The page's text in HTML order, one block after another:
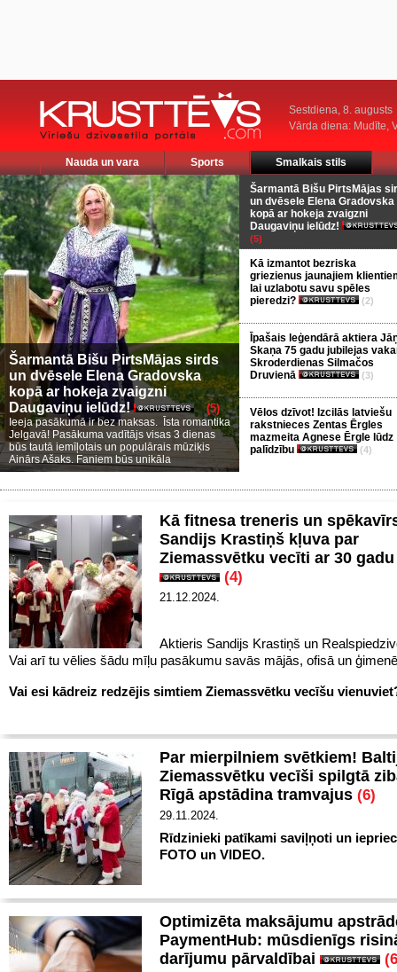
Sestdiena, 8. augusts
Vārda diena: Mudīte,
Nauda un vara Sports Smalkais stils
Šarmantā Bišu PirtsMājas sirds
un dvēsele Elena Gradovska
kopā ar hokeja zvaigzni
Daugaviņu ielūdz!
(5)
Ieeja pasākumā ir bez maksas. Īsta romantika
Jelgavā! Pasākuma vadītājs visas 3 dienas
būs tautā iemīļotais un populārais mūziķis
Ainārs Ašaks. Faniem būs unikāla
Šarmantā Bišu PirtsMājas
un dvēsele Elena Gradovska
kopā ar hokeja zvaigzni
Daugaviņu ielūdz!
(5)
Kā izmantot bezriska
griezienus jaunajiem
lai uzlabotu savu spēles
pieredzi?
(2)
Īpašais leģendārā aktiera
Skaņa 75 gadu jubilejas
Skroderdienas Silmačos
Druvienā
(3)
Vēlos dzīvot! Izcilās latviešu
rakstnieces Zentas Ērgles
mazmeita Agnese Ērgle lūdz
palīdzību
(4)
Kā fitnesa treneris un
Sandijs Krastiņš kļuva par
Ziemassvētku vecīti ar 30
(4)
21.12.2024.
Aktieris Sandijs Krastiņš un
Vai arī tu vēlies šādu mīļu pasākumu savās mājās, ofisā un
Vai esi kādreiz redzējis simtiem Ziemassvētku vecīšu
Par mierpilniem svētkiem!
Ziemassvētku vecīši spilgtā
Rīgā apstādina tramvajus (6)
29.11.2024.
Rīdzinieki patīkami saviļņoti un
FOTO un VIDEO.
Optimizēta maksājumu
PaymentHub: mūsdienīgs
darījumu pārvaldībai